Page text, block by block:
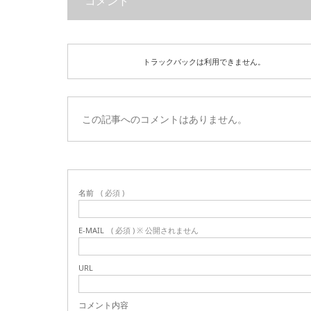
トラックバックは利用できません。
この記事へのコメントはありません。
名前 ( 必須 )
E-MAIL ( 必須 ) ※ 公開されません
URL
コメント内容